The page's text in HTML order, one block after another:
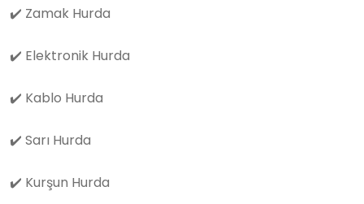
✔️ Zamak Hurda
✔️ Elektronik Hurda
✔️ Kablo Hurda
✔️ Sarı Hurda
✔️ Kurşun Hurda